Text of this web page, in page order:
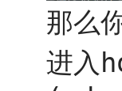
那么
进入